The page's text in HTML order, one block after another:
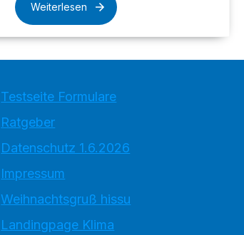
Weiterlesen
Testseite Formulare
Ratgeber
Datenschutz 1.6.2026
Impressum
Weihnachtsgruß hissu
Landingpage Klima